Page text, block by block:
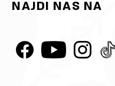
NAJDI NAS NA